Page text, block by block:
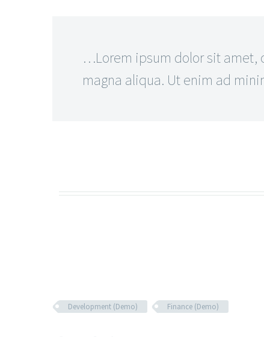
…Lorem ipsum dolor sit amet,
magna aliqua. Ut enim ad
Development (Demo) Finance (Demo)